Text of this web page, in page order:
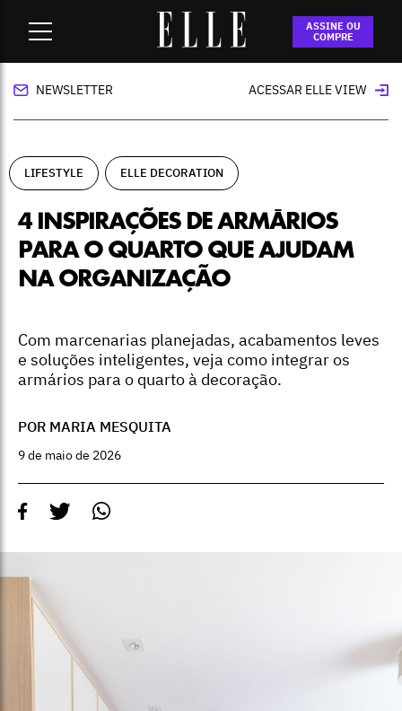
ASSINE OU
COMPRE
4 inspirações de armários para o quarto
que ajudam na organização
NEWSLETTER ACESSAR ELLE VIEW
LIFESTYLE ELLE DECORATION
4 INSPIRAÇÕES DE ARMÁRIOS
PARA O QUARTO QUE AJUDAM
NA ORGANIZAÇÃO
Com marcenarias planejadas, acabamentos leves
e soluções inteligentes, veja como integrar os
armários para o quarto à decoração.
POR MARIA MESQUITA
9 de maio de 2026